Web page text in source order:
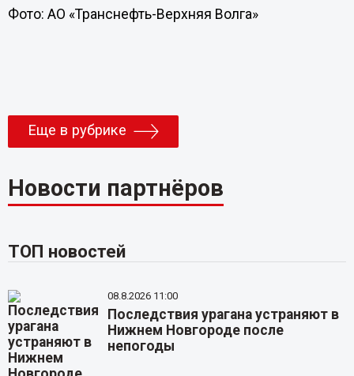
Фото: АО «Транснефть-Верхняя Волга»
Еще в рубрике
Новости партнёров
ТОП новостей
08.8.2026 11:00
Последствия урагана устраняют в
Нижнем Новгороде после
непогоды